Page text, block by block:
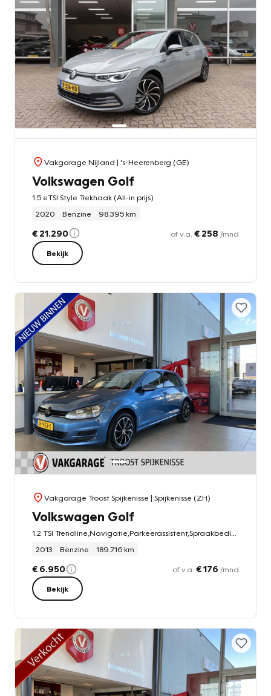
Vakgarage Nijland | 's-Heerenberg (GE)
Volkswagen Golf
1.5 eTSI Style Trekhaak (All-in prijs)
2020
Benzine 98.395 km
€ 21.290 of v.a. € 258 /mnd
Bekijk
Vakgarage Troost Spijkenisse | Spijkenisse (ZH)
Volkswagen Golf
2013
Benzine 189.716 km
€ 6.950 of v.a. € 176 /mnd
Bekijk